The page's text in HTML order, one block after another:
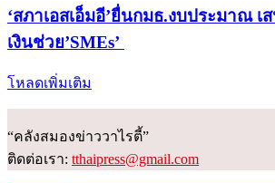
‘สภาเอสเอ็มอี’ยื่นกมธ.งบประมาณ เ
เงินช่วย’SMEs’
โหลดเพิ่มเติม
“คลังสมองข่าววาไรตี้”
ติดต่อเรา: tthaipress@gmail.com